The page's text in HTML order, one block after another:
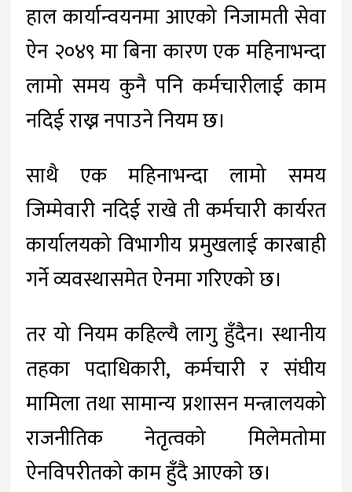
हाल कार्यान्वयनमा आएको निजामती सेवा
ऐन २०४९ मा बिना कारण एक महिनाभन्दा
लामो समय कुनै पनि कर्मचारीलाई काम
नदिई राख्न नपाउने नियम छ।
साथै एक महिनाभन्दा लामो समय
जिम्मेवारी नदिई राखे ती कर्मचारी कार्यरत
कार्यालयको विभागीय प्रमुखलाई कारबाही
गर्ने व्यवस्थासमेत ऐनमा गरिएको छ।
तर यो नियम कहिल्यै लागु हुँदैन। स्थानीय
तहका पदाधिकारी, कर्मचारी र संघीय
मामिला तथा सामान्य प्रशासन मन्त्रालयको
राजनीतिक नेतृत्वको मिलेमतोमा
ऐनविपरीतको काम हुँदै आएकाे छ।